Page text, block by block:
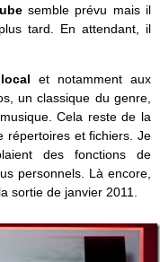
semble prévu mais il
tard. En attendant, il
et notamment aux
un classique du genre,
Cela reste de la
répertoires et fichiers. Je
des fonctions de
personnels. Là encore,
sortie de janvier 2011.